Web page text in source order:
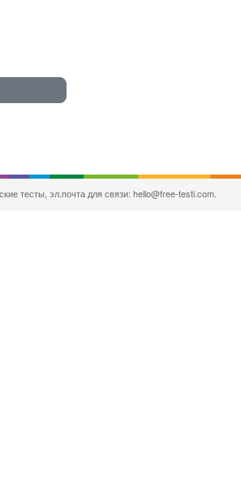
тесты, эл.почта для связи: hello@free-testi.com.